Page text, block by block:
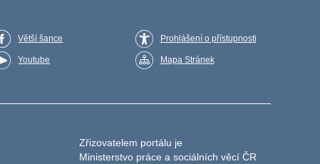
Větší šance
Youtube
Prohlášení o přístupnosti
Mapa Stránek
Zřizovatelem portálu je
Ministerstvo práce a sociálních věcí ČR